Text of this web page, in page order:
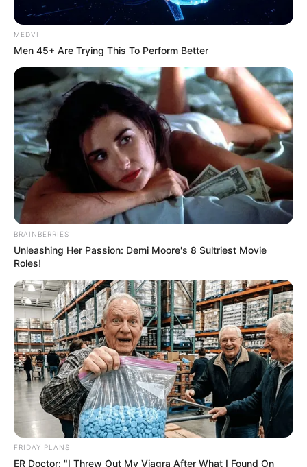
Και άλλο σεισμό έκανε
8.06.2026, 08:20
Ανατριχίλα: Οι τοίχοι
έπεσαν πάνω στο
κρεβάτι, αλλά δείτε τι
έμεινε όρθιο! (ΦΩΤΟ)
7.06.2026, 21:53
ΕΚΤΑΚΤΟ: Ισχυρός σεισμός
ταρακούνησε την Εύβοια –
Αναστάτωση στη Χαλκίδα
και τις γύρω περιοχές
ξημερώματα στη Βόρεια
Εύβοια
28.04.2026, 07:21
Ο πιο μεγάλος φονικός
σεισμός στην Εύβοια
22.03.2026, 16:49
Αυτός ήταν ο πιο
πρόσφατος ισχυρός
26.02.2026, 22:28
MEDVI
Men 45+ Are Trying This To Perform Better
BRAINBERRIES
Unleashing Her Passion: Demi Moore's 8 Sultriest Movie
Roles!
FRIDAY PLANS
ER Doctor: "I Threw Out My Viagra After What I Found On